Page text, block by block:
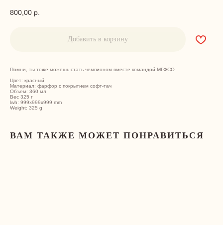
800,00 р.
Добавить в корзину
Помни, ты тоже можешь стать чемпионом вместе командой МГФСО
Цвет: красный
Материал: фарфор с покрытием софт-тач
Объем: 360 мл
Вес 325 г
lwh: 999x999x999 mm
Weight: 325 g
ВАМ ТАКЖЕ МОЖЕТ ПОНРАВИТЬСЯ